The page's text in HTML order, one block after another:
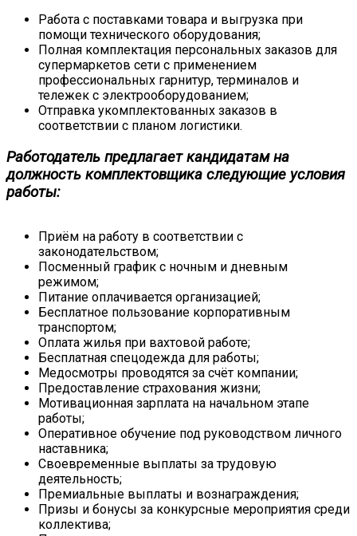
Работа с поставками товара и выгрузка при
помощи технического оборудования;
Полная комплектация персональных заказов для
супермаркетов сети с применением
профессиональных гарнитур, терминалов и
тележек с электрооборудованием;
Отправка укомплектованных заказов в
соответствии с планом логистики.
Работодатель предлагает кандидатам на
должность комплектовщика следующие условия
работы:
Приём на работу в соответствии с
законодательством;
Посменный график с ночным и дневным
режимом;
Питание оплачивается организацией;
Бесплатное пользование корпоративным
транспортом;
Оплата жилья при вахтовой работе;
Бесплатная спецодежда для работы;
Медосмотры проводятся за счёт компании;
Предоставление страхования жизни;
Мотивационная зарплата на начальном этапе
работы;
Оперативное обучение под руководством личного
наставника;
Своевременные выплаты за трудовую
деятельность;
Премиальные выплаты и вознаграждения;
Призы и бонусы за конкурсные мероприятия среди
коллектива;